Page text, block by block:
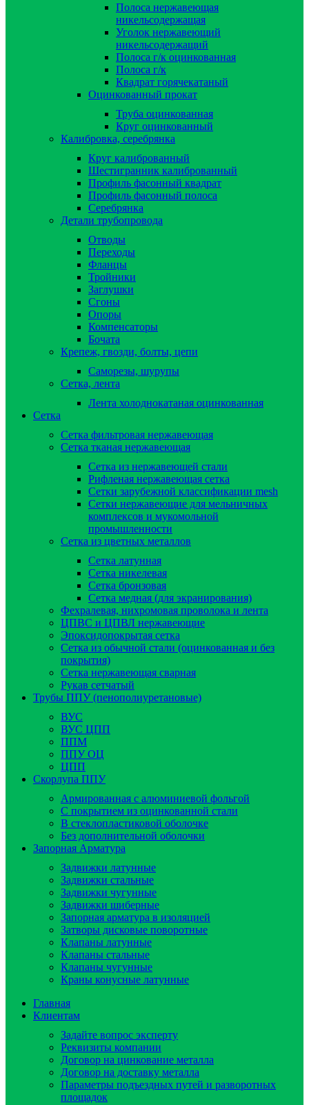
Полоса нержавеющая
никельсодержащая
Уголок нержавеющий
никельсодержащий
Полоса г/к оцинкованная
Полоса г/к
Квадрат горячекатаный
Оцинкованный прокат
Труба оцинкованная
Круг оцинкованный
Калибровка, серебрянка
Круг калиброванный
Шестигранник калиброванный
Профиль фасонный квадрат
Профиль фасонный полоса
Серебрянка
Детали трубопровода
Отводы
Переходы
Фланцы
Тройники
Заглушки
Сгоны
Опоры
Компенсаторы
Бочата
Крепеж, гвозди, болты, цепи
Саморезы, шурупы
Сетка, лента
Лента холоднокатаная оцинкованная
Сетка
Сетка фильтровая нержавеющая
Сетка тканая нержавеющая
Сетка из нержавеющей стали
Рифленая нержавеющая сетка
Сетки зарубежной классификации mesh
Сетки нержавеющие для мельничных
комплексов и мукомольной
промышленности
Сетка из цветных металлов
Сетка латунная
Сетка никелевая
Сетка бронзовая
Сетка медная (для экранирования)
Фехралевая, нихромовая проволока и лента
ЦПВС и ЦПВЛ нержавеющие
Эпоксидопокрытая сетка
Сетка из обычной стали (оцинкованная и без
покрытия)
Сетка нержавеющая сварная
Рукав сетчатый
Трубы ППУ (пенополиуретановые)
ВУС
ВУС ЦПП
ППМ
ППУ ОЦ
ЦПП
Скорлупа ППУ
Армированная с алюминиевой фольгой
C покрытием из оцинкованной стали
В стеклопластиковой оболочке
Без дополнительной оболочки
Запорная Арматура
Задвижки латунные
Задвижки стальные
Задвижки чугунные
Задвижки шиберные
Запорная арматура в изоляцией
Затворы дисковые поворотные
Клапаны латунные
Клапаны стальные
Клапаны чугунные
Краны конусные латунные
Главная
Клиентам
Задайте вопрос эксперту
Реквизиты компании
Договор на цинкование металла
Договор на доставку металла
Параметры подъездных путей и разворотных
площадок